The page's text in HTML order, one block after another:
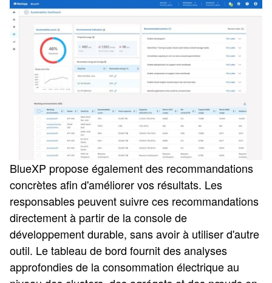
BlueXP propose également des recommandations
concrètes afin d'améliorer vos résultats. Les
responsables peuvent suivre ces recommandations
directement à partir de la console de
développement durable, sans avoir à utiliser d'autre
outil. Le tableau de bord fournit des analyses
approfondies de la consommation électrique au